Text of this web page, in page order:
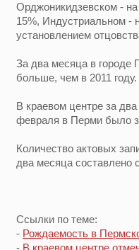
Орджоникидзевском -
15%, Индустриальном -
установлением
За два месяца в городе
больше, чем в 2011 году.
В краевом центре за
февраля в Перми было
Количество актовых
два месяца составлено
Ссылки по теме:
- Рождаемость в
- В краевом центре